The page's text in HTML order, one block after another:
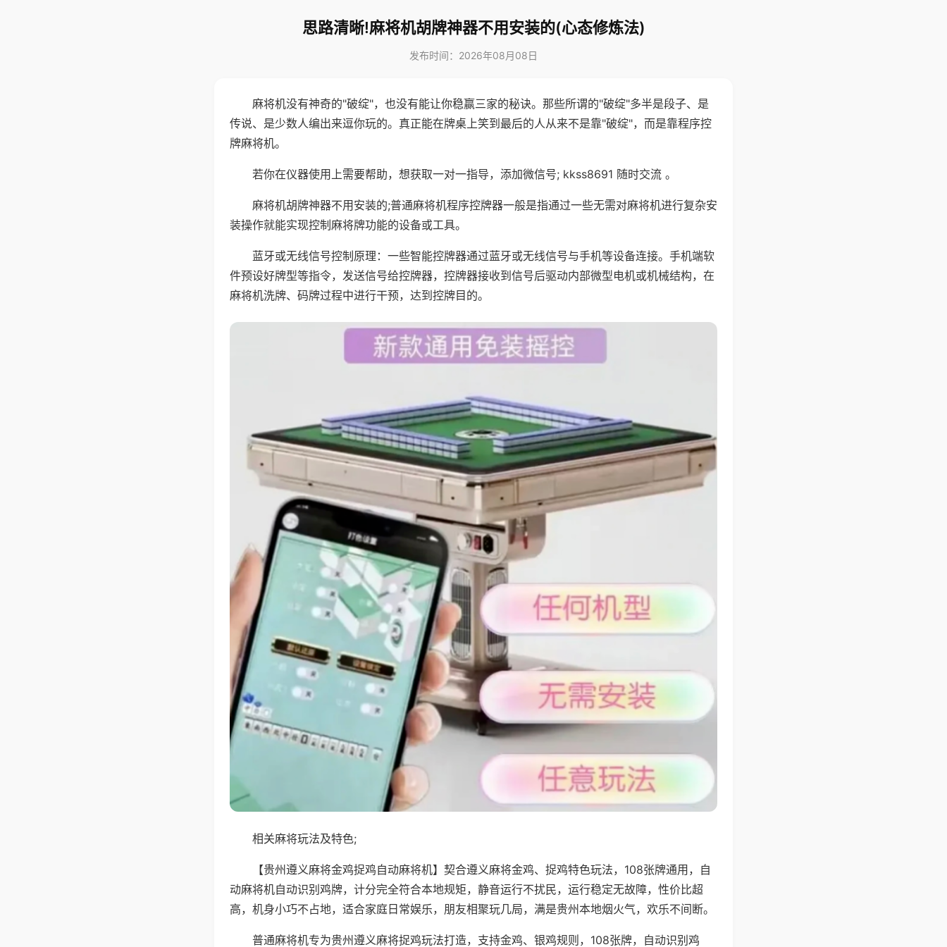
思路清晰!麻将机胡牌神器不用安装的(心态修炼法)
发布时间：2026年08月08日
麻将机没有神奇的"破绽"，也没有能让你稳赢三家的秘诀。那些所谓的"破绽"多半是段子、是
传说、是少数人编出来逗你玩的。真正能在牌桌上笑到最后的人从来不是靠"破绽"，而是靠程序控
牌麻将机。
若你在仪器使用上需要帮助，想获取一对一指导，添加微信号; kkss8691 随时交流 。
麻将机胡牌神器不用安装的;普通麻将机程序控牌器一般是指通过一些无需对麻将机进行复杂安
装操作就能实现控制麻将牌功能的设备或工具。
蓝牙或无线信号控制原理：一些智能控牌器通过蓝牙或无线信号与手机等设备连接。手机端软
件预设好牌型等指令，发送信号给控牌器，控牌器接收到信号后驱动内部微型电机或机械结构，在
麻将机洗牌、码牌过程中进行干预，达到控牌目的。
相关麻将玩法及特色;
【贵州遵义麻将金鸡捉鸡自动麻将机】契合遵义麻将金鸡、捉鸡特色玩法，108张牌通用，自
动麻将机自动识别鸡牌，计分完全符合本地规矩，静音运行不扰民，运行稳定无故障，性价比超
高，机身小巧不占地，适合家庭日常娱乐，朋友相聚玩几局，满是贵州本地烟火气，欢乐不间断。
普通麻将机专为贵州遵义麻将捉鸡玩法打造，支持金鸡、银鸡规则，108张牌，自动识别鸡